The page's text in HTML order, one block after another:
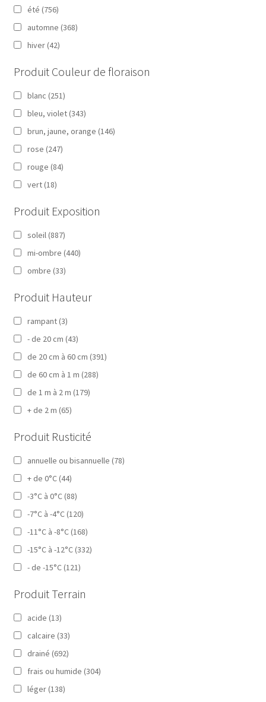
été (756)
automne (368)
hiver (42)
Produit Couleur de floraison
blanc (251)
bleu, violet (343)
brun, jaune, orange (146)
rose (247)
rouge (84)
vert (18)
Produit Exposition
soleil (887)
mi-ombre (440)
ombre (33)
Produit Hauteur
rampant (3)
- de 20 cm (43)
de 20 cm à 60 cm (391)
de 60 cm à 1 m (288)
de 1 m à 2 m (179)
+ de 2 m (65)
Produit Rusticité
annuelle ou bisannuelle (78)
+ de 0°C (44)
-3°C à 0°C (88)
-7°C à -4°C (120)
-11°C à -8°C (168)
-15°C à -12°C (332)
- de -15°C (121)
Produit Terrain
acide (13)
calcaire (33)
drainé (692)
frais ou humide (304)
léger (138)